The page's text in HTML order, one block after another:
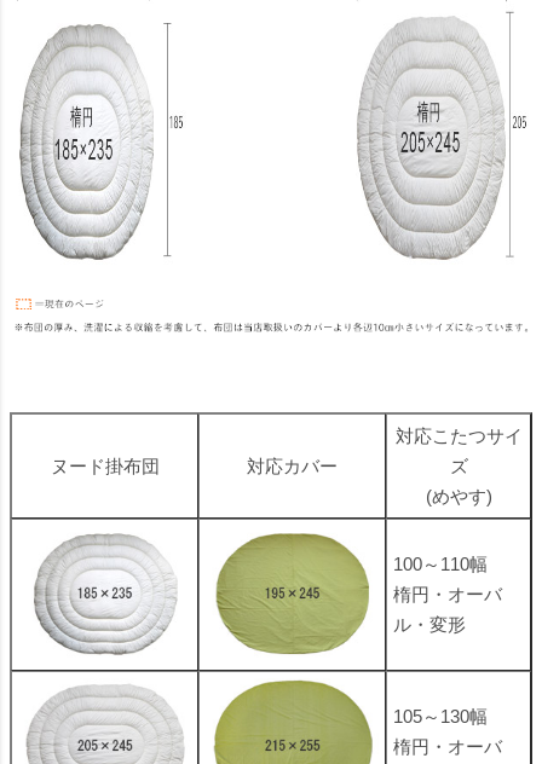
ヌード掛布団 対応カバー
対応こたつサイ
ズ
(めやす)
100～110幅
楕円・オーバ
ル・変形
105～130幅
楕円・オーバ